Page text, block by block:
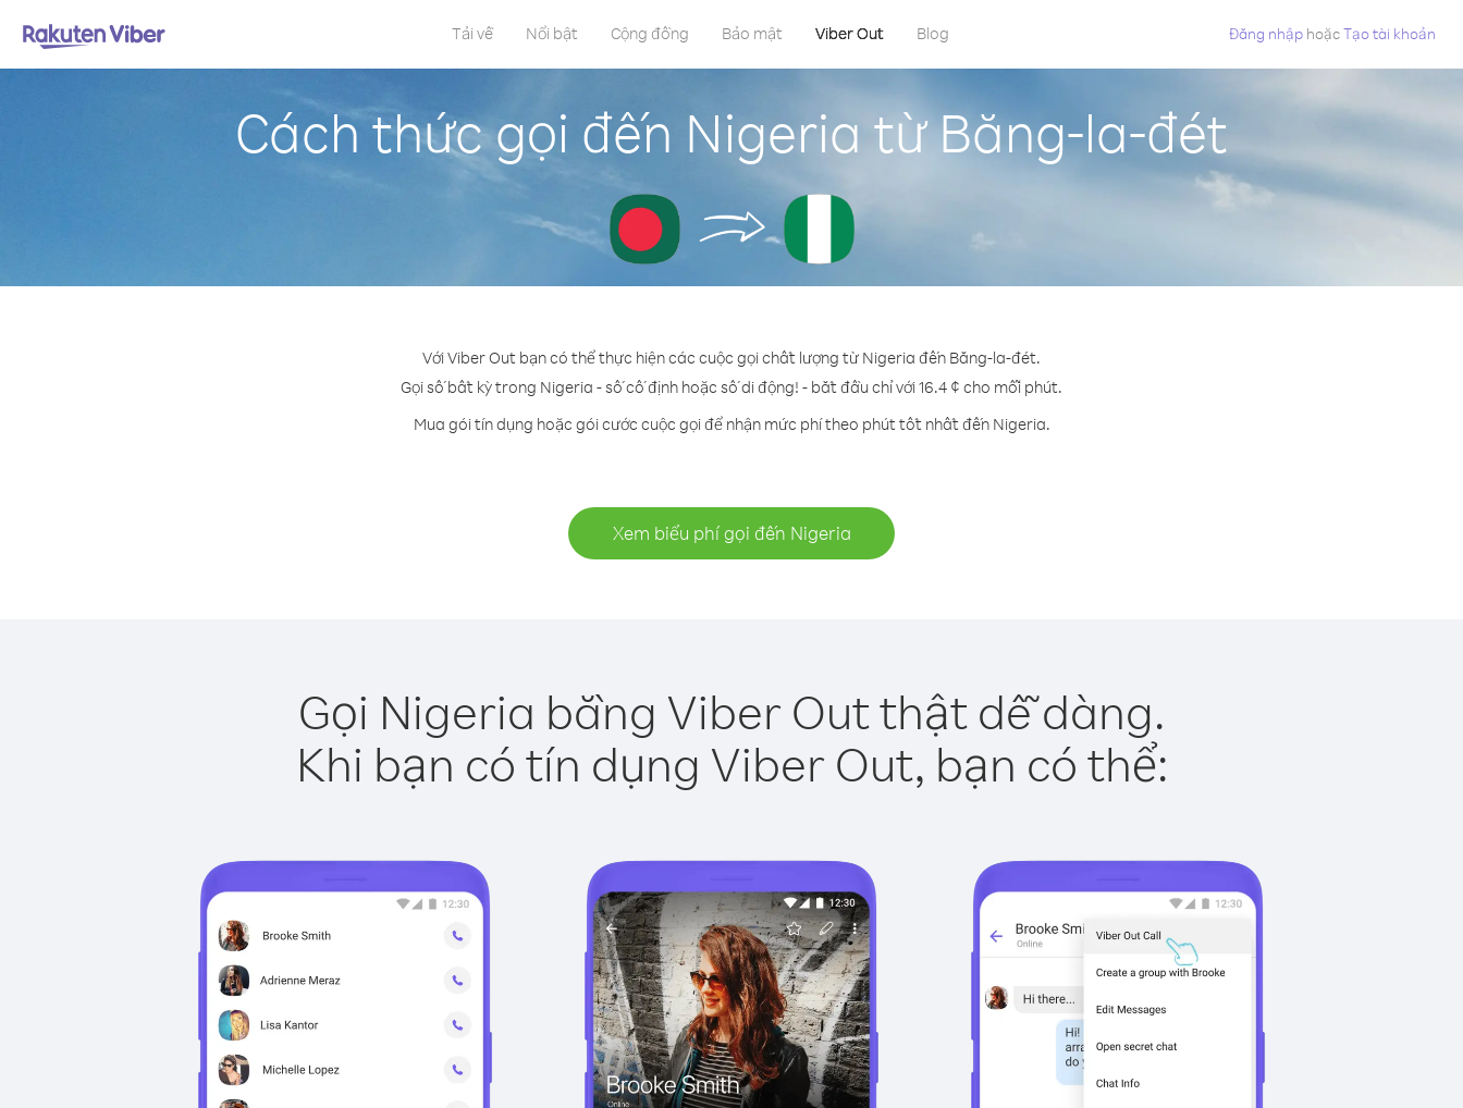
Tải về Nổi bật Cộng đồng Bảo mật Viber Out Blog Đăng nhập hoặcTạo tài khoản
Cách thức gọi đến Nigeria từ Băng-la-đét
Với Viber Out bạn có thể thực hiện các cuộc gọi chất lượng từ Nigeria đến Băng-la-đét.
Gọi số bất kỳ trong Nigeria - số cố định hoặc số di động! - bắt đầu chỉ với 16.4 ¢ cho mỗi phút.
Mua gói tín dụng hoặc gói cước cuộc gọi để nhận mức phí theo phút tốt nhất đến Nigeria.
Xem biểu phí gọi đến Nigeria
Gọi Nigeria bằng Viber Out thật dễ dàng.
Khi bạn có tín dụng Viber Out, bạn có thể: